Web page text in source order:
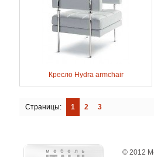
Кресло Hydra armchair
Страницы: 1 2 3
© 2012